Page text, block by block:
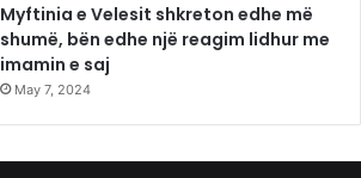
Myftinia e Velesit shkreton edhe më
shumë, bën edhe një reagim lidhur me
imamin e saj
May 7, 2024